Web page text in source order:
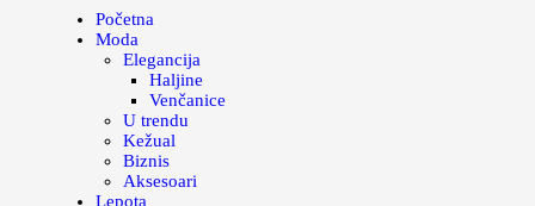
Početna
Moda
Elegancija
Haljine
Venčanice
U trendu
Kežual
Biznis
Aksesoari
Lepota
Magazin